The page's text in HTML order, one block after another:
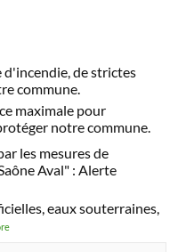
d'incendie, de strictes
commune.
maximale pour
notre commune.
les mesures de
Aval" : Alerte
eaux souterraines,